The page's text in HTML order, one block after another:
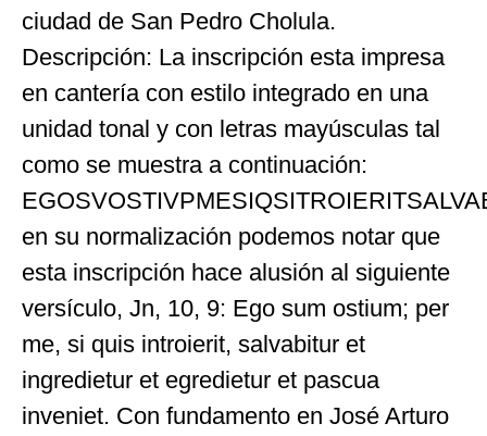
ciudad de San Pedro Cholula.
Descripción: La inscripción esta impresa
en cantería con estilo integrado en una
unidad tonal y con letras mayúsculas tal
como se muestra a continuación:
en su normalización podemos notar que
esta inscripción hace alusión al siguiente
versículo, Jn, 10, 9: Ego sum ostium; per
me, si quis introierit, salvabitur et
ingredietur et egredietur et pascua
inveniet. Con fundamento en José Arturo